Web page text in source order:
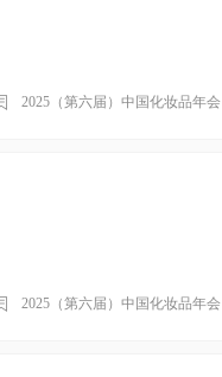
2025（第六届）中国化妆品年会
2025（第六届）中国化妆品年会